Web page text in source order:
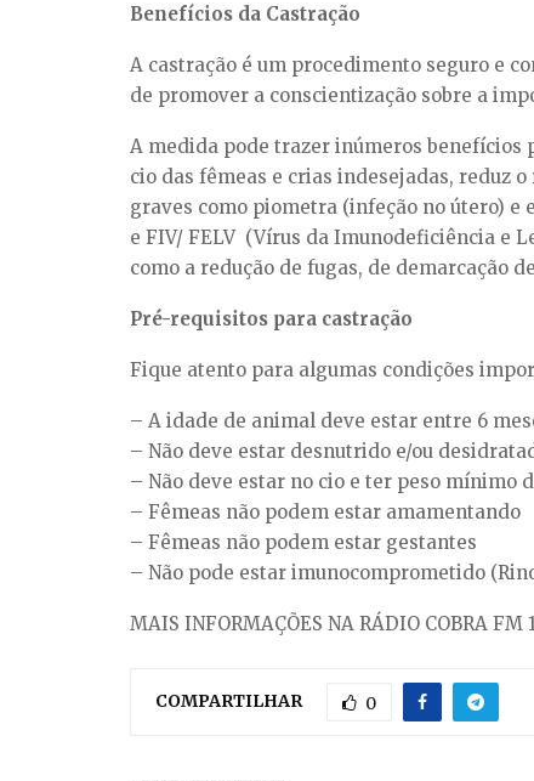
Benefícios da Castração
A castração é um procedimento seguro e
de promover a conscientização sobre a
A medida pode trazer inúmeros benefícios
cio das fêmeas e crias indesejadas, reduz
graves como piometra (infeção no útero) e
e FIV/ FELV (Vírus da Imunodeficiência e
como a redução de fugas, de demarcação
Pré-requisitos para castração
Fique atento para algumas condições
– A idade de animal deve estar entre 6
– Não deve estar desnutrido e/ou
– Não deve estar no cio e ter peso mínimo
– Fêmeas não podem estar amamentando
– Fêmeas não podem estar gestantes
– Não pode estar imunocomprometido
MAIS INFORMAÇÕES NA RÁDIO COBRA FM
COMPARTILHAR 0